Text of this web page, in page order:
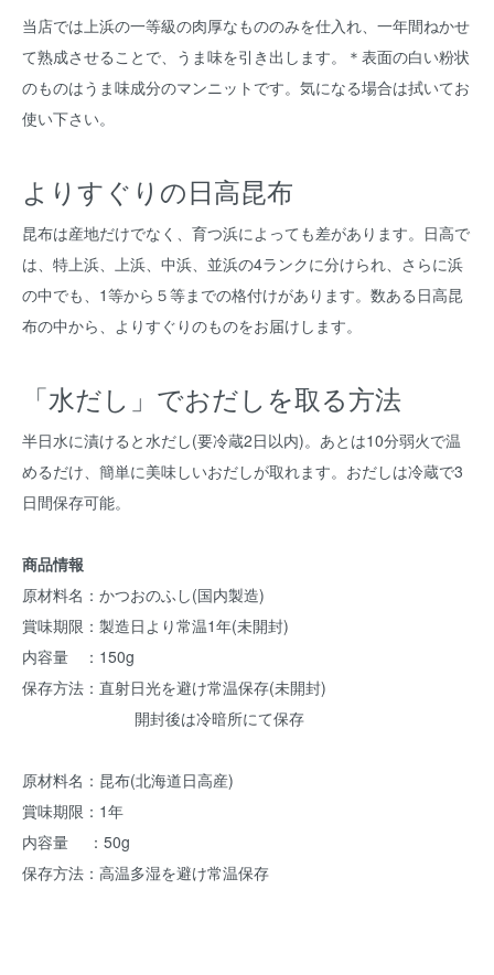
当店では上浜の一等級の肉厚なもののみを仕入れ、一年間ねかせ
て熟成させることで、うま味を引き出します。＊表面の白い粉状
のものはうま味成分のマンニットです。気になる場合は拭いてお
使い下さい。
よりすぐりの日高昆布
昆布は産地だけでなく、育つ浜によっても差があります。日高で
は、特上浜、上浜、中浜、並浜の4ランクに分けられ、さらに浜
の中でも、1等から５等までの格付けがあります。数ある日高昆
布の中から、よりすぐりのものをお届けします。
「水だし」でおだしを取る方法
半日水に漬けると水だし(要冷蔵2日以内)。あとは10分弱火で温
めるだけ、簡単に美味しいおだしが取れます。おだしは冷蔵で3
日間保存可能。
商品情報
原材料名：かつおのふし(国内製造)
賞味期限：製造日より常温1年(未開封)
内容量 ：150g
保存方法：直射日光を避け常温保存(未開封)
開封後は冷暗所にて保存
原材料名：昆布(北海道日高産)
賞味期限：1年
内容量 ：50g
保存方法：高温多湿を避け常温保存